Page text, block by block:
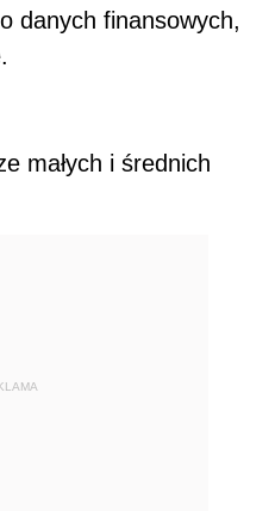
danych finansowych,
małych i średnich